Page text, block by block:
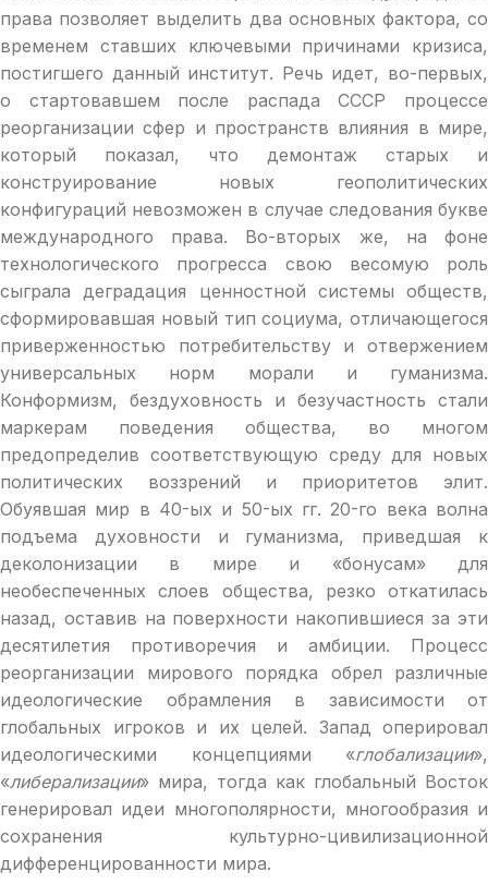
права позволяет выделить два основных фактора, со
временем ставших ключевыми причинами кризиса,
постигшего данный институт. Речь идет, во-первых,
о стартовавшем после распада СССР процессе
реорганизации сфер и пространств влияния в мире,
который показал, что демонтаж старых и
конструирование новых геополитических
конфигураций невозможен в случае следования букве
международного права. Во-вторых же, на фоне
технологического прогресса свою весомую роль
сыграла деградация ценностной системы обществ,
сформировавшая новый тип социума, отличающегося
приверженностью потребительству и отвержением
универсальных норм морали и гуманизма.
Конформизм, бездуховность и безучастность стали
маркерам поведения общества, во многом
предопределив соответствующую среду для новых
политических воззрений и приоритетов элит.
Обуявшая мир в 40-ых и 50-ых гг. 20-го века волна
подъема духовности и гуманизма, приведшая к
деколонизации в мире и «бонусам» для
необеспеченных слоев общества, резко откатилась
назад, оставив на поверхности накопившиеся за эти
десятилетия противоречия и амбиции. Процесс
реорганизации мирового пoрядка обрел различные
идеологические обрамления в зависимости от
глобальных игроков и их целей. Запад оперировал
идеологическими концепциями «глобализации»,
«либерализации» мира, тогда как глобальный Восток
генерировал идеи многополярности, многообразия и
сохранения культурно-цивилизационной
дифференцированности мира.